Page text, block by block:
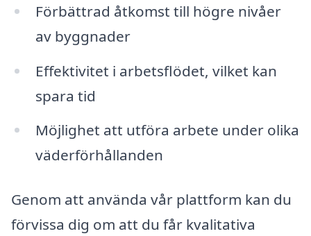
Förbättrad åtkomst till högre nivåer
av byggnader
Effektivitet i arbetsflödet, vilket kan
spara tid
Möjlighet att utföra arbete under olika
väderförhållanden
Genom att använda vår plattform kan du
förvissa dig om att du får kvalitativa